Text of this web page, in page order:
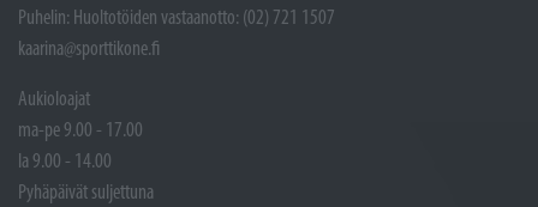
Puhelin: Huoltotöiden vastaanotto: (02) 721 1507
kaarina@sporttikone.fi
Aukioloajat
ma-pe 9.00 - 17.00
la 9.00 - 14.00
Pyhäpäivät suljettuna